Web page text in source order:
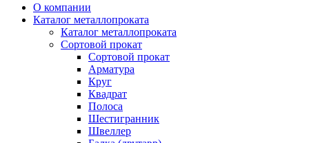
О компании
Каталог металлопроката
Каталог металлопроката
Сортовой прокат
Сортовой прокат
Арматура
Круг
Квадрат
Полоса
Шестигранник
Швеллер